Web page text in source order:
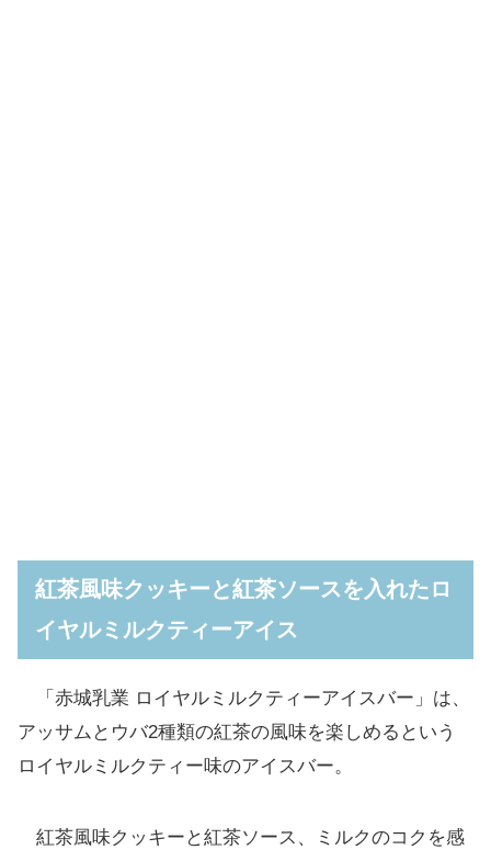
紅茶風味クッキーと紅茶ソースを入れたロ
イヤルミルクティーアイス
「赤城乳業 ロイヤルミルクティーアイスバー」は、
アッサムとウバ2種類の紅茶の風味を楽しめるという
ロイヤルミルクティー味のアイスバー。
紅茶風味クッキーと紅茶ソース、ミルクのコクを感